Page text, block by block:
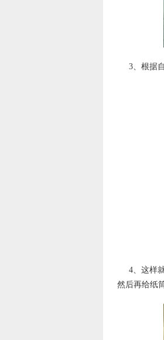
3、根据
4、这样
然后再给纸